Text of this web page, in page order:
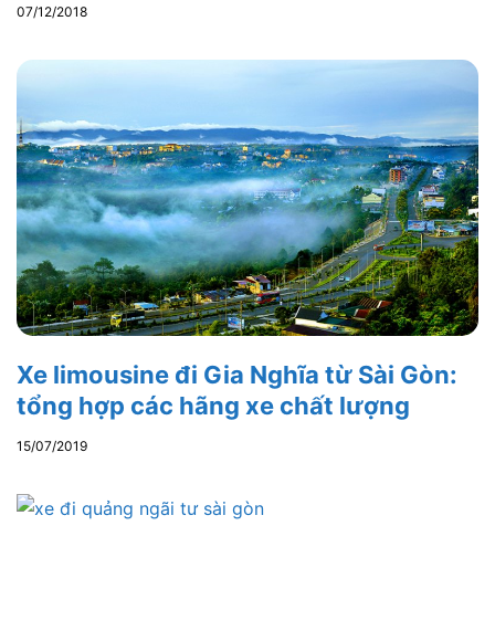
07/12/2018
Xe limousine đi Gia Nghĩa từ Sài Gòn:
tổng hợp các hãng xe chất lượng
15/07/2019